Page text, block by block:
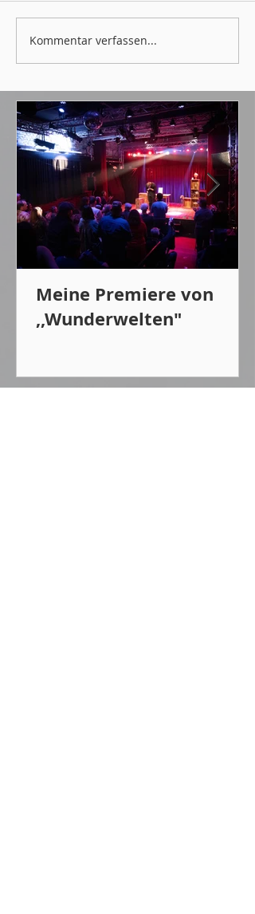
Kommentar verfassen...
Meine Premiere von
,,Wunderwelten"